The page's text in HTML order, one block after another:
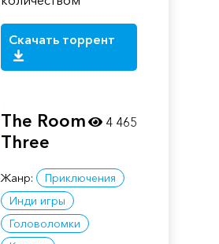
Скачать торрент
The Room
Three
Жанр:
Приключения
Инди игры
Головоломки
4 465